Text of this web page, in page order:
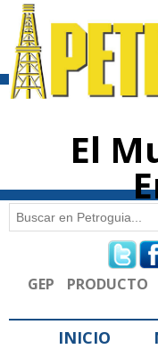
El
Formulario
Buscar
GEP PRODUCTO
INICIO